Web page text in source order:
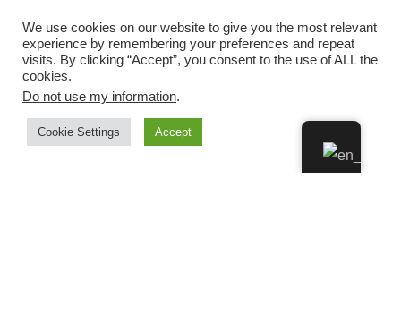
We use cookies on our website to give you the most relevant
experience by remembering your preferences and repeat
visits. By clicking “Accept”, you consent to the use of ALL the
cookies.
Do not use my information.
Cookie Settings Accept